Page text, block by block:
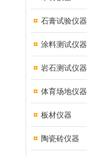
石膏试验仪器
涂料测试仪器
岩石测试仪器
体育场地仪器
板材仪器
陶瓷砖仪器